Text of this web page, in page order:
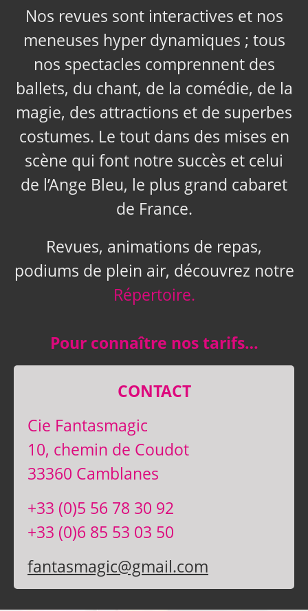
Nos revues sont interactives et nos
meneuses hyper dynamiques ; tous
nos spectacles comprennent des
ballets, du chant, de la comédie, de la
magie, des attractions et de superbes
costumes. Le tout dans des mises en
scène qui font notre succès et celui
de l’Ange Bleu, le plus grand cabaret
de France.
Revues, animations de repas,
podiums de plein air, découvrez notre
Répertoire.
Pour connaître nos tarifs…
CONTACT
Cie Fantasmagic
10, chemin de Coudot
33360 Camblanes
+33 (0)5 56 78 30 92
+33 (0)6 85 53 03 50
fantasmagic@gmail.com